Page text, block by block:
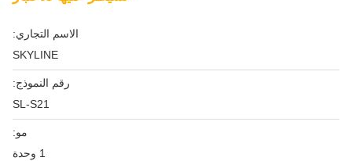
الاسم التجاري:
SKYLINE
رقم النموذج:
SL-S21
مو: